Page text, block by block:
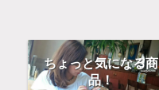
ちょっと気になる商
品！